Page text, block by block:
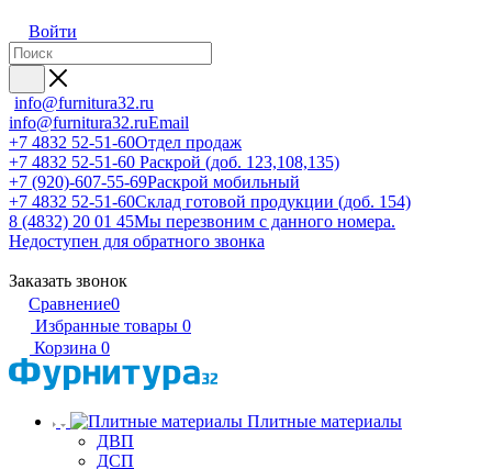
Войти
info@furnitura32.ru
info@furnitura32.ruEmail
+7 4832 52-51-60Отдел продаж
+7 4832 52-51-60 Раскрой (доб. 123,108,135)
+7 (920)-607-55-69Раскрой мобильный
+7 4832 52-51-60Склад готовой продукции (доб. 154)
8 (4832) 20 01 45Мы перезвоним с данного номера.
Недоступен для обратного звонка
Заказать звонок
Сравнение0
Избранные товары 0
Корзина 0
Плитные материалы
ДВП
ДСП